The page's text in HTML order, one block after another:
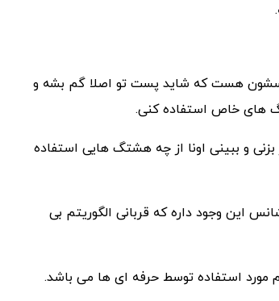
هست که شاید پست تو اصلا گم بشه و
های خاص استفاده کنی.
و ببینی اونا از چه هشتگ هایی استفاده
این وجود داره که قربانی الگوریتم بی
مورد استفاده توسط حرفه ای ها می باشد.